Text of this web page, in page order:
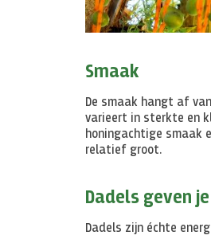
Smaak
De smaak hangt af
varieert in sterkte en
honingachtige smaak
relatief groot.
Dadels geven
Dadels zijn échte